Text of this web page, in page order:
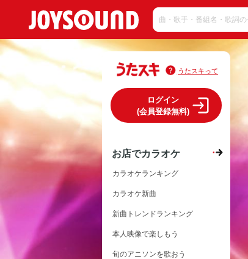
うたスキって
ログイン
(会員登録無料)
お店でカラオケ
カラオケランキング
カラオケ新曲
新曲トレンドランキング
本人映像で楽しもう
旬のアニソンを歌おう